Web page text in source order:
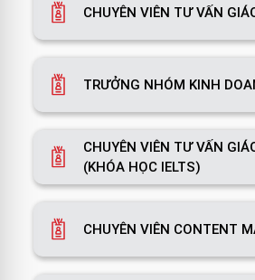
CHUYÊN VIÊN TƯ VẤN
TRƯỞNG NHÓM KINH
CHUYÊN VIÊN TƯ VẤN
(KHÓA HỌC IELTS)
CHUYÊN VIÊN CONTENT